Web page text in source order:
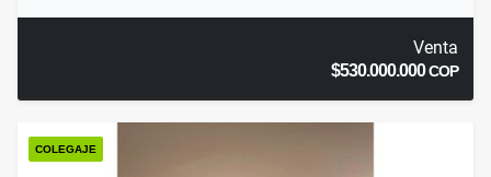
Venta
$530.000.000COP
COLEGAJE